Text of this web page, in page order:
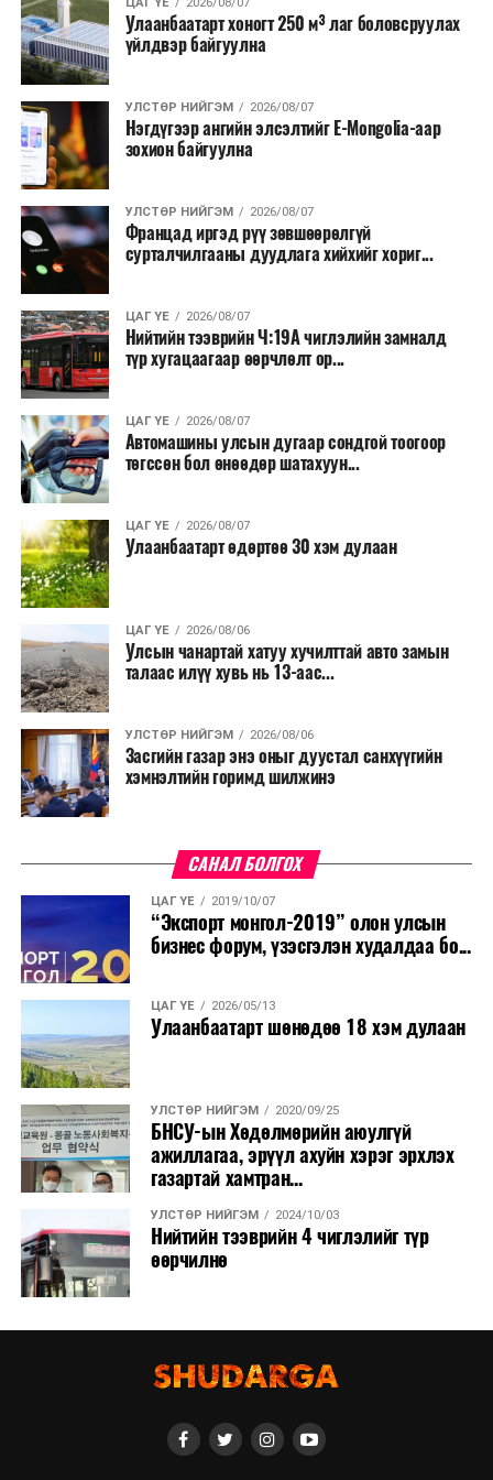
Мөн бүх шатны төсвийн ерөнхийлөн захирагч нарт
салбар бүрдээ урсгал зардлыг 20 хувиар бууруулах,
нөхөн томилгоо хийхгүй байх, аялал, амралт, зугаалга,
хамт олны урлаг, спортын арга хэмжээг зохион
байгуулахгүй байх, төрийн албанд шинэ орон тоо бий
болгохгүй байх, эрчим хүчний хэрэглээг хэмнэх, хурал,
сургалтыг цахим хэлбэрт шилжүүлэх, төрийн албан
хаагчдыг зарим өдрүүдэд цахимаар ажиллуулах арга
хэмжээг үргэлжлүүлэхийг үүрэг болголоо.
Төсвийн сахилга бат сайжирч, эдийн засгийн нөхцөл
хязгаарлалтыг үе шаттайгаар сулруулах юм.
ЦАГ ҮЕ 2026/08/07
Улаанбаатарт хоногт 250 м³ лаг боловсруулах
үйлдвэр байгуулна
УЛСТӨР НИЙГЭМ 2026/08/07
Нэгдүгээр ангийн элсэлтийг E-Mongolia-аар
зохион байгуулна
УЛСТӨР НИЙГЭМ 2026/08/07
Францад иргэд рүү зөвшөөрөлгүй
сурталчилгааны дуудлага хийхийг хориг...
ЦАГ ҮЕ 2026/08/07
Нийтийн тээврийн Ч:19А чиглэлийн замналд
түр хугацаагаар өөрчлөлт ор...
ЦАГ ҮЕ 2026/08/07
Автомашины улсын дугаар сондгой тоогоор
төгссөн бол өнөөдөр шатахуун...
ЦАГ ҮЕ 2026/08/07
Улаанбаатарт өдөртөө 30 хэм дулаан
ЦАГ ҮЕ 2026/08/06
Улсын чанартай хатуу хучилттай авто замын
талаас илүү хувь нь 13-аас...
УЛСТӨР НИЙГЭМ 2026/08/06
Засгийн газар энэ оныг дуустал санхүүгийн
хэмнэлтийн горимд шилжинэ
САНАЛ БОЛГОХ
ЦАГ ҮЕ 2019/10/07
“Экспорт монгол-2019” олон улсын
бизнес форум, үзэсгэлэн худалдаа бо...
ЦАГ ҮЕ 2026/05/13
Улаанбаатарт шөнөдөө 18 хэм дулаан
УЛСТӨР НИЙГЭМ 2020/09/25
БНСУ-ын Хөдөлмөрийн аюулгүй
ажиллагаа, эрүүл ахуйн хэрэг эрхлэх
газартай хамтран...
УЛСТӨР НИЙГЭМ 2024/10/03
Нийтийн тээврийн 4 чиглэлийг түр
өөрчилнө